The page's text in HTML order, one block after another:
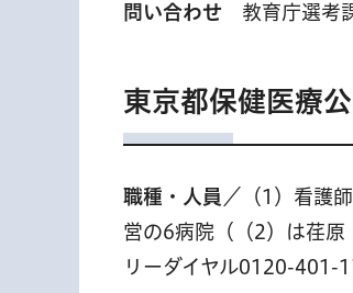
問い合わせ 教育庁選考
東京都保健医療
職種・人員 ／（1）看護
営の6病院（（2）は荏原
リーダイヤル0120-401-